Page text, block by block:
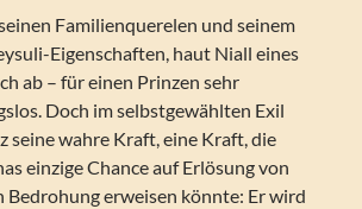
Familienquerelen und seinem
Eigenschaften, haut Niall eines
ab – für einen Prinzen sehr
Doch im selbstgewählten Exil
seine wahre Kraft, eine Kraft, die
einzige Chance auf Erlösung von
Bedrohung erweisen könnte: Er wird